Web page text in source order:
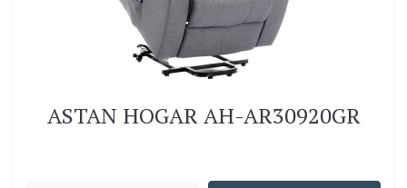
ASTAN HOGAR AH-AR30920GR